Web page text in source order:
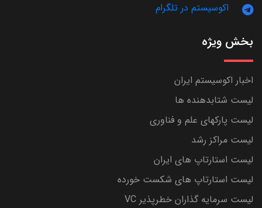
اکوسیستم در تلگرام
بخش ویژه
اخبار اکوسیستم ایران
لیست شتابدهنده ها
لیست پارکهای علم و فناوری
لیست مراکز رشد
لیست استارتاپ های ایران
لیست استارتاپ های شکست خورده
لیست سرمایه گذاران خطرپذیر VC